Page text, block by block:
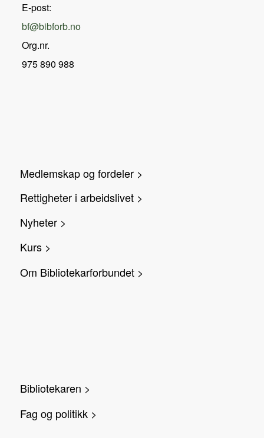
E-post:
bf@bibforb.no
Org.nr.
975 890 988
Medlemskap og fordeler >
Rettigheter i arbeidslivet >
Nyheter >
Kurs >
Om Bibliotekarforbundet >
Bibliotekaren >
Fag og politikk >